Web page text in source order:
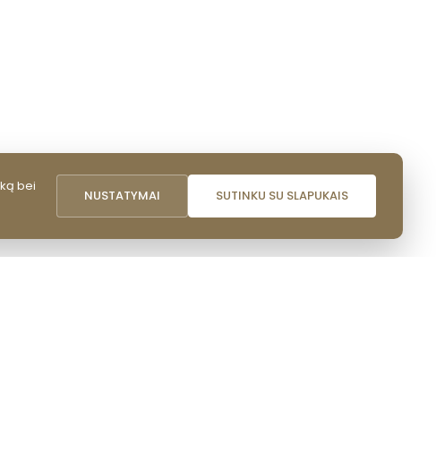
bei
NUSTATYMAI SUTINKU SU SLAPUKAIS